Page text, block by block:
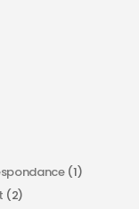
(1)
(2)